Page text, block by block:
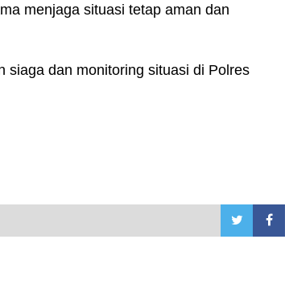
menjaga situasi tetap aman dan
siaga dan monitoring situasi di Polres